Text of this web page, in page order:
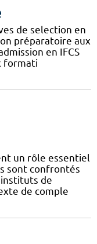
de selection en
préparatoire aux
en IFCS
formati
un rôle essentiel
sont confrontés
de
de comple